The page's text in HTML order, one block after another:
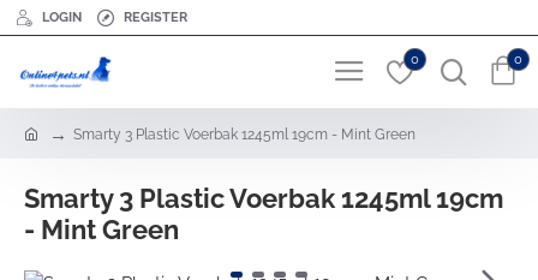
LOGIN REGISTER
0 0
e
Smarty 3 Plastic Voerbak 1245ml 19cm - Mint Green
Smarty 3 Plastic Voerbak 1245ml 19cm
- Mint Green